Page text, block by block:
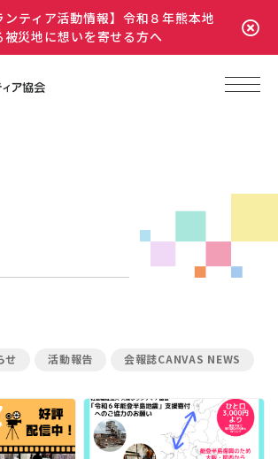
ンティア活動情報】令和８年熊本地
被災地に想いを寄せる方へ
せ 活動報告 会報誌CANVAS NEWS